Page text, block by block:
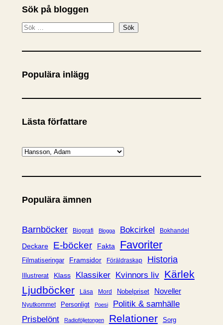
Sök på bloggen
S
k
Sök
Populära inlägg
Lästa författare
K
t
g
r
Populära ämnen
Barnböcker Biografi Blogga Bokcirkel Bokhandel
Deckare E-böcker Fakta Favoriter
Filmatiseringar Framsidor Föräldraskap Historia
Illustrerat Klass Klassiker Kvinnors liv Kärlek
Ljudböcker
Läsa Mord Nobelpriset Noveller
Nyutkommet Personligt Poesi
Politik & samhälle
Prisbelönt
Radioföljetongen Relationer Sorg